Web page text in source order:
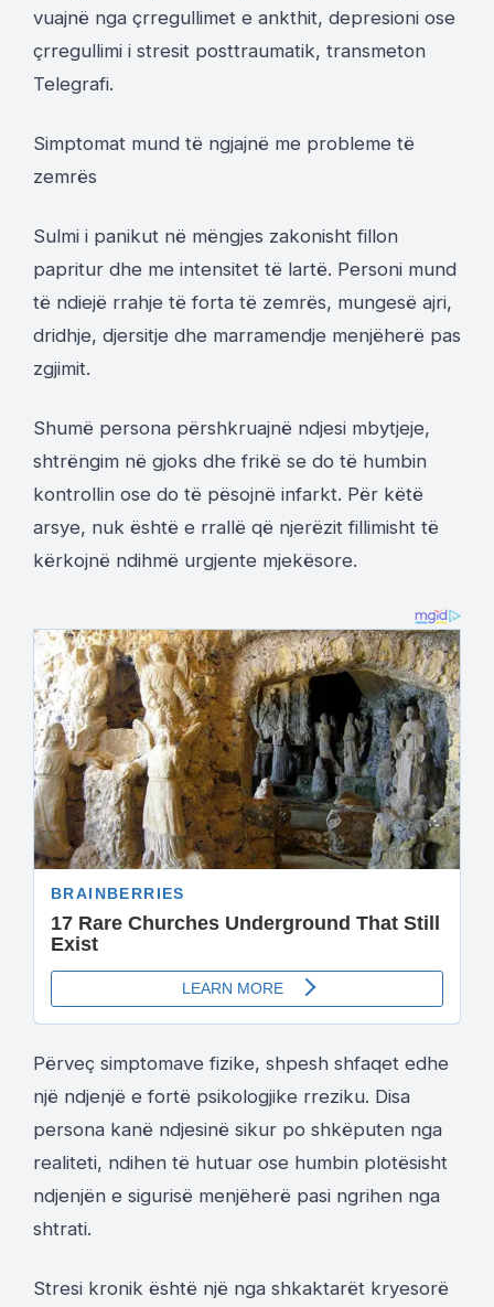
vuajnë nga çrregullimet e ankthit, depresioni ose
çrregullimi i stresit posttraumatik, transmeton
Telegrafi.
Simptomat mund të ngjajnë me probleme të
zemrës
Sulmi i panikut në mëngjes zakonisht fillon
papritur dhe me intensitet të lartë. Personi mund
të ndiejë rrahje të forta të zemrës, mungesë ajri,
dridhje, djersitje dhe marramendje menjëherë pas
zgjimit.
Shumë persona përshkruajnë ndjesi mbytjeje,
shtrëngim në gjoks dhe frikë se do të humbin
kontrollin ose do të pësojnë infarkt. Për këtë
arsye, nuk është e rrallë që njerëzit fillimisht të
kërkojnë ndihmë urgjente mjekësore.
Përveç simptomave fizike, shpesh shfaqet edhe
një ndjenjë e fortë psikologjike rreziku. Disa
persona kanë ndjesinë sikur po shkëputen nga
realiteti, ndihen të hutuar ose humbin plotësisht
ndjenjën e sigurisë menjëherë pasi ngrihen nga
shtrati.
Stresi kronik është një nga shkaktarët kryesorë